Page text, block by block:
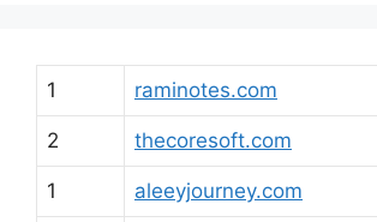
1 raminotes.com
2 thecoresoft.com
1 aleeyjourney.com